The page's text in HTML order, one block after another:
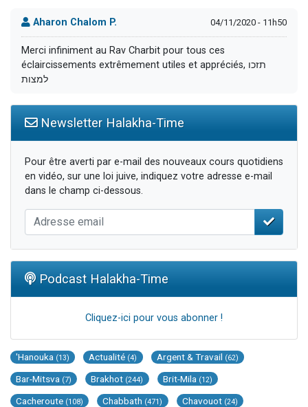
Aharon Chalom P. 04/11/2020 - 11h50
Merci infiniment au Rav Charbit pour tous ces
éclaircissements extrêmement utiles et appréciés, תזכו
למצות
Newsletter Halakha-Time
Pour être averti par e-mail des nouveaux cours quotidiens
en vidéo, sur une loi juive, indiquez votre adresse e-mail
dans le champ ci-dessous.
Podcast Halakha-Time
Cliquez-ici pour vous abonner !
'Hanouka (13) Actualité (4) Argent & Travail (62)
Bar-Mitsva (7) Brakhot (244) Brit-Mila (12)
Cacheroute (108) Chabbath (471) Chavouot (24)